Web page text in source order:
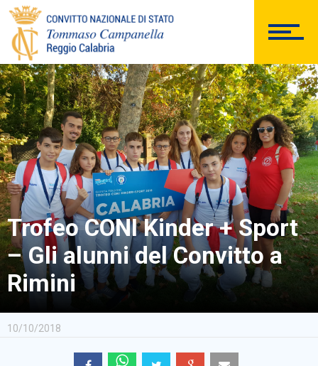
Comunicazioni Esterne
BACHECA SINDACALE
Cerca
Trofeo CONI Kinder + Sport
– Gli alunni del Convitto a
Rimini
10/10/2018